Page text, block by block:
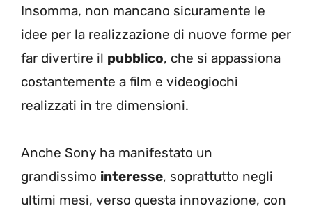
Insomma, non mancano sicuramente le
idee per la realizzazione di nuove forme per
far divertire il pubblico, che si appassiona
costantemente a film e videogiochi
realizzati in tre dimensioni.
Anche Sony ha manifestato un
grandissimo interesse, soprattutto negli
ultimi mesi, verso questa innovazione, con